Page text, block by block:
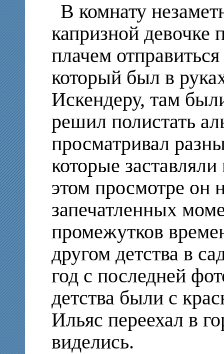
В комнату
капризной девочке
плачем
который был в
Искендеру, там
решил полистать
просматривал
которые
этом просмотре он
запечатленных
промежутков
другом детства в
год с последней
детства были с
Ильяс переехал в
виделись.